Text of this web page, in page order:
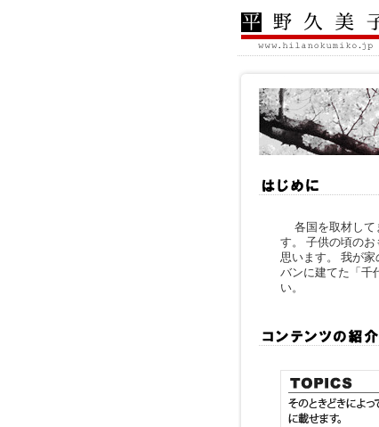
各国を取材して
す。 子供の頃の
思います。 我が
バンに建てた「千
い。